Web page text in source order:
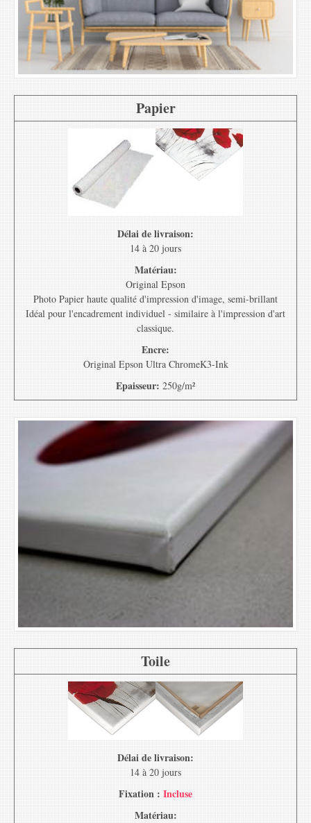
Papier
Délai de livraison:
14 à 20 jours
Matériau:
Original Epson
Photo Papier haute qualité d'impression d'image, semi-brillant
Idéal pour l'encadrement individuel - similaire à l'impression d'art
classique.
Encre:
Original Epson Ultra ChromeK3-Ink
Epaisseur: 250g/m²
Toile
Délai de livraison:
14 à 20 jours
Fixation : Incluse
Matériau: